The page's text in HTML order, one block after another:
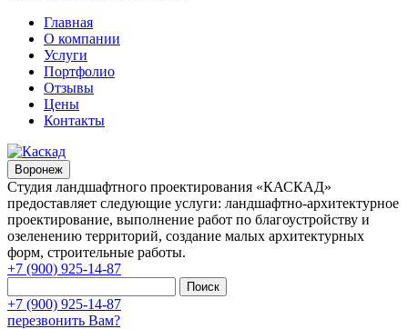
Главная
О компании
Услуги
Портфолио
Отзывы
Цены
Контакты
Воронеж
Студия ландшафтного проектирования «КАСКАД»
предоставляет следующие услуги: ландшафтно-архитектурное
проектирование, выполнение работ по благоустройству и
озеленению территорий, создание малых архитектурных
форм, строительные работы.
+7 (900) 925-14-87
Поиск
+7 (900) 925-14-87
перезвонить Вам?